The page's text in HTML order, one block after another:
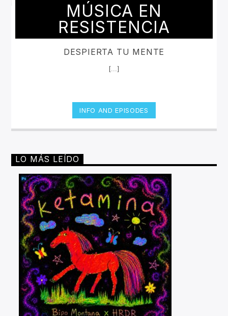
MÚSICA EN
RESISTENCIA
DESPIERTA TU MENTE
[...]
INFO AND EPISODES
LO MÁS LEÍDO